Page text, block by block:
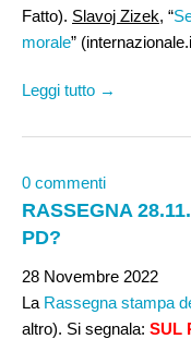
Fatto). Slavoj Zizek, “
morale”
Leggi tutto →
0 commenti
RASSEGNA
PD?
28 Novembre 2022
La Rassegna stampa
altro). Si segnala: SUL